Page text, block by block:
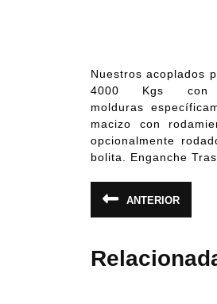
Nuestros acoplados
4000 Kgs con
molduras
macizo con
opcionalmente
bolita. Enganche
de
entradas
ANTERIOR
anterior: